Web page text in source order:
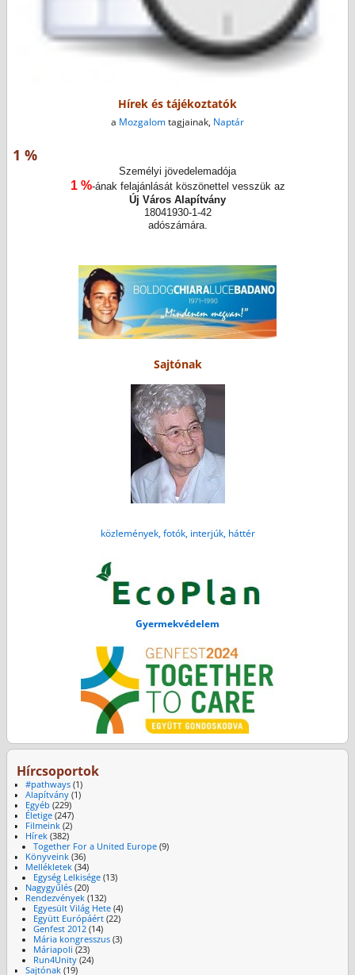
Hírek és tájékoztatók
a Mozgalomtagjainak, Naptár
1 %
Személyi jövedelemadója
1 %-ának felajánlását köszönettel vesszük az
Új Város Alapítvány
18041930-1-42
adószámára.
Sajtónak
közlemények, fotók, interjúk, háttér
Gyermekvédelem
Hírcsoportok
#pathways(1)
Alapítvány(1)
Egyéb (229)
Életige(247)
Filmeink(2)
Hírek(382)
Together For a United Europe (9)
Könyveink(36)
Mellékletek(34)
Egység Lelkisége (13)
Nagygyűlés(20)
Rendezvények(132)
Egyesült Világ Hete (4)
Együtt Európáért (22)
Genfest 2012 (14)
Mária kongresszus (3)
Máriapoli (23)
Run4Unity (24)
Sajtónak(19)